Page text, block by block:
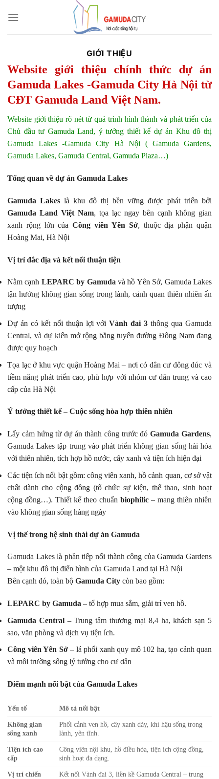
qua
GIỚI THIỆU
Website giới thiệu chính thức dự án
Gamuda Lakes -Gamuda City Hà Nội từ
CĐT Gamuda Land Việt Nam.
Website giới thiệu rõ nét từ quá trình hình thành và phát triển của
Chủ đầu tư Gamuda Land, ý tưởng thiết kế dự án Khu đô thị
Gamuda Lakes -Gamuda City Hà Nội ( Gamuda Gardens,
Gamuda Lakes, Gamuda Central, Gamuda Plaza…)
Tổng quan về dự án Gamuda Lakes
Gamuda Lakes là khu đô thị bền vững được phát triển bởi
Gamuda Land Việt Nam, tọa lạc ngay bên cạnh không gian
xanh rộng lớn củaCông viên Yên Sở, thuộc địa phận quận
Hoàng Mai, Hà Nội
Vị trí đắc địa và kết nối thuận tiện
Nằm cạnh LEPARC by Gamuda và hồ Yên Sở, Gamuda Lakes
tận hưởng không gian sống trong lành, cảnh quan thiên nhiên ấn
tượng
Dự án có kết nối thuận lợi vớiVành đai 3 thông qua Gamuda
Central, và dự kiến mở rộng bằng tuyến đường Đông Nam đang
được quy hoạch
Tọa lạc ở khu vực quận Hoàng Mai – nơi có dân cư đông đúc và
tiềm năng phát triển cao, phù hợp với nhóm cư dân trung và cao
cấp của Hà Nội
Ý tưởng thiết kế – Cuộc sống hòa hợp thiên nhiên
Lấy cảm hứng từ dự án thành công trước đóGamuda Gardens,
Gamuda Lakes tập trung vào phát triển không gian sống hài hòa
với thiên nhiên, tích hợp hồ nước, cây xanh và tiện ích hiện đại
Các tiện ích nổi bật gồm: công viên xanh, hồ cảnh quan, cơ sở vật
chất dành cho cộng đồng (tổ chức sự kiện, thể thao, sinh hoạt
cộng đồng…). Thiết kế theo chuẩn biophilic – mang thiên nhiên
vào không gian sống hàng ngày
Vị thế trong hệ sinh thái dự án Gamuda
Gamuda Lakes là phần tiếp nối thành công của Gamuda Gardens
– một khu đô thị điển hình của Gamuda Land tại Hà Nội
Bên cạnh đó, toàn bộ Gamuda City còn bao gồm:
LEPARC by Gamuda – tổ hợp mua sắm, giải trí ven hồ.
Gamuda Central– Trung tâm thương mại 8,4 ha, khách sạn 5
sao, văn phòng và dịch vụ tiện ích.
Công viên Yên Sở– lá phổi xanh quy mô 102 ha, tạo cảnh quan
và môi trường sống lý tưởng cho cư dân
Điểm mạnh nổi bật của Gamuda Lakes
Yếu tố Mô tả nổi bật
Không gian
sống xanh
Phối cảnh ven hồ, cây xanh dày, khí hậu sống trong
lành, yên tĩnh.
Tiện ích cao
cấp
Công viên nội khu, hồ điều hòa, tiện ích cộng đồng,
sinh hoạt đa dạng.
Vị trí chiến
Kết nối Vành đai 3, liền kề Gamuda Central – trung